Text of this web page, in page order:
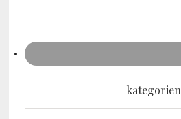
kategorien